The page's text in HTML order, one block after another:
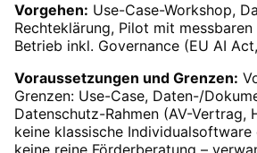
Vorgehen: Use-Case-Workshop,
Rechteklärung, Pilot mit messbaren
Betrieb inkl. Governance (EU AI
Voraussetzungen und Grenzen:
Grenzen: Use-Case, Daten-/
Datenschutz-Rahmen (AV-Vertrag,
keine klassische Individualsoftware